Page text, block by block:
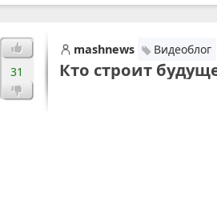
31
mashnews Видеоблог
Кто строит